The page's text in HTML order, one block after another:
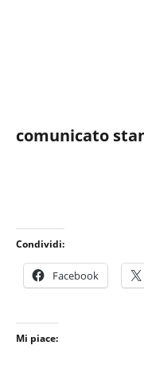
comunicato
Condividi:
Facebook
Mi piace: